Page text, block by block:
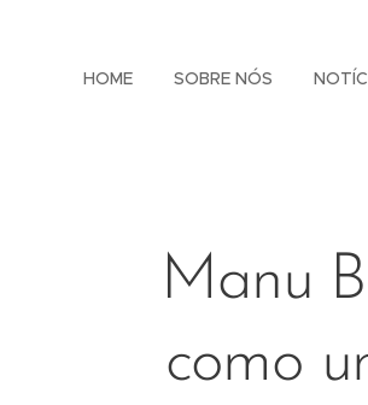
HOME SOBRE NÓS
Manu
como